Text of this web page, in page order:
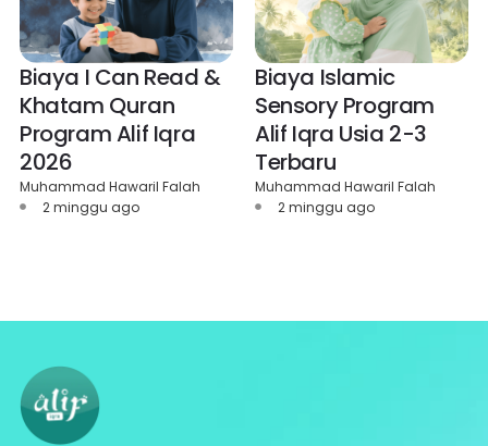
Biaya I Can Read &
Khatam Quran
Program Alif Iqra
2026
Muhammad Hawaril Falah
2 minggu ago
Biaya Islamic
Sensory Program
Alif Iqra Usia 2-3
Terbaru
Muhammad Hawaril Falah
2 minggu ago